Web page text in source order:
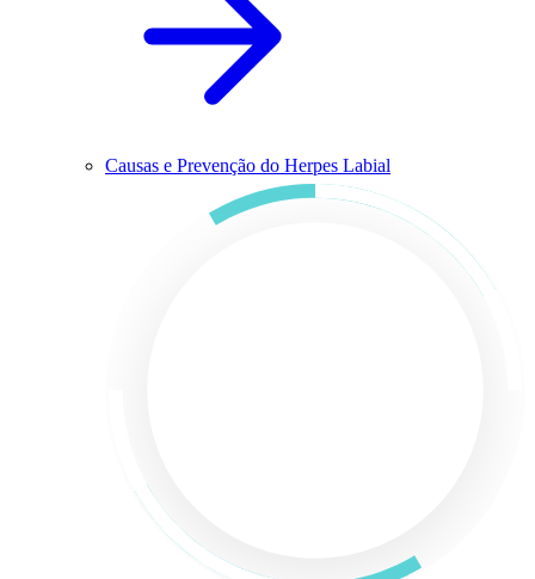
Causas e Prevenção do Herpes Labial